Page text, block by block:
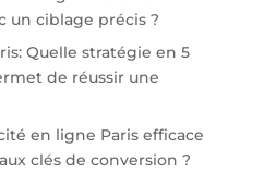
un ciblage précis ?
Quelle stratégie en 5
de réussir une
en ligne Paris efficace
clés de conversion ?